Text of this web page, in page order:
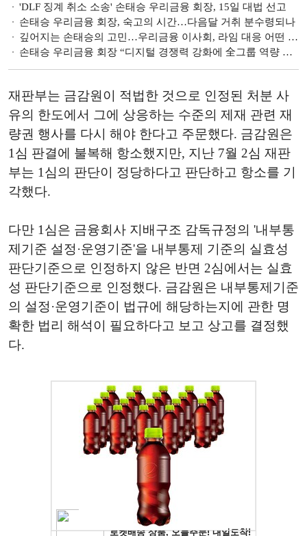
'DLF 징계 취소 소송' 손태승 우리금융 회장, 15일 대법 선고
손태승 우리금융 회장, 숙고의 시간…다음달 거취 분수령되나
깊어지는 손태승의 고민…우리금융 이사회, 라임 대응 어떤 선택 내릴까
손태승 우리금융 회장 “디지털 경쟁력 강화에 全그룹 역량 집중해야”
재판부는 금감원이 적법한 것으로 인정된 처분 사
유의 한도에서 그에 상응하는 수준의 제재 관련 재
량권 행사를 다시 해야 한다고 주문했다. 금감원은
1심 판결에 불복해 항소했지만, 지난 7월 2심 재판
부는 1심의 판단이 정당하다고 판단하고 항소를 기
각했다.
다만 1심은 금융회사 지배구조 감독규정의 '내부통
제기준 설정·운영기준'을 내부통제 기준의 실효성
판단기준으로 인정하지 않은 반면 2심에서는 실효
성 판단기준으로 인정했다. 금감원은 내부통제기준
의 설정·운영기준이 법규에 해당하는지에 관한 명
확한 법리 해석이 필요하다고 보고 상고를 결정했
다.